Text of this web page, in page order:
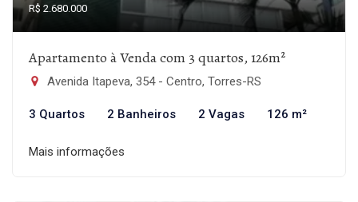
R$ 2.680.000
Apartamento à Venda com 3 quartos, 126m²
Avenida Itapeva, 354 - Centro, Torres-RS
3 Quartos 2 Banheiros 2 Vagas 126 m²
Mais informações